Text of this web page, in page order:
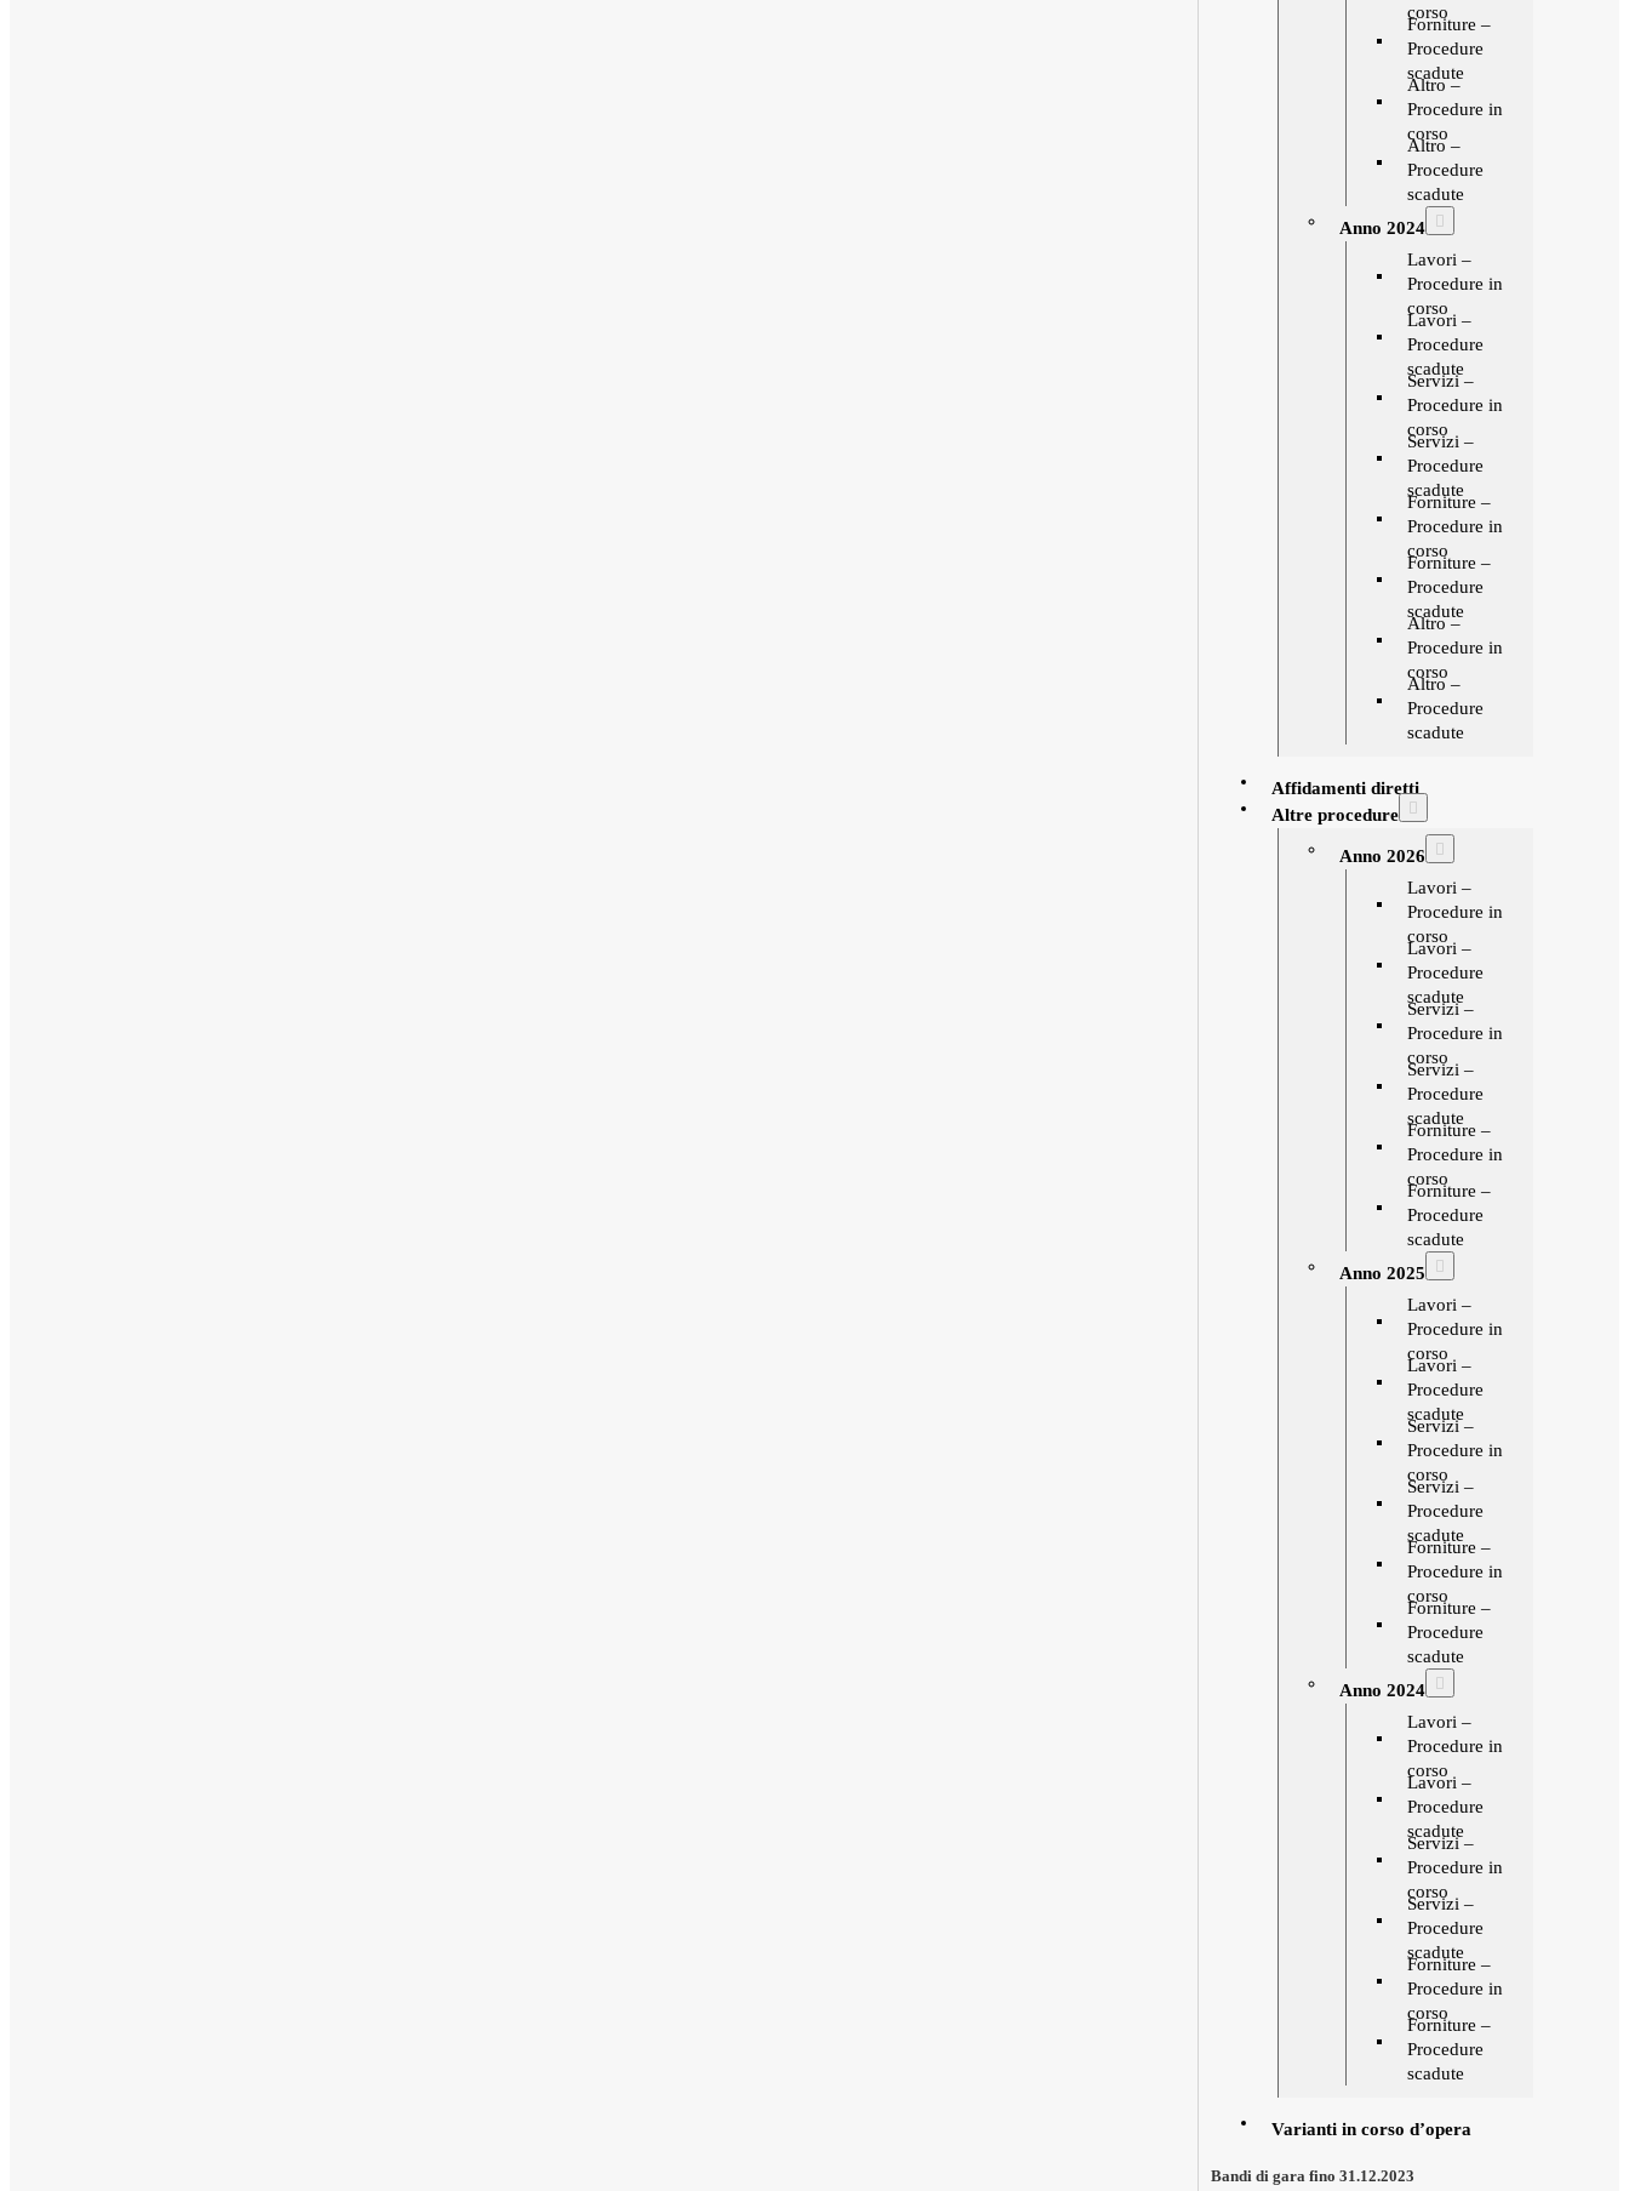
corso
Forniture –
Procedure
scadute
Altro –
Procedure in
corso
Altro –
Procedure
scadute
Anno 2024
Lavori –
Procedure in
corso
Lavori –
Procedure
scadute
Servizi –
Procedure in
corso
Servizi –
Procedure
scadute
Forniture –
Procedure in
corso
Forniture –
Procedure
scadute
Altro –
Procedure in
corso
Altro –
Procedure
scadute
Affidamenti diretti
Altre procedure
Anno 2026
Lavori –
Procedure in
corso
Lavori –
Procedure
scadute
Servizi –
Procedure in
corso
Servizi –
Procedure
scadute
Forniture –
Procedure in
corso
Forniture –
Procedure
scadute
Anno 2025
Lavori –
Procedure in
corso
Lavori –
Procedure
scadute
Servizi –
Procedure in
corso
Servizi –
Procedure
scadute
Forniture –
Procedure in
corso
Forniture –
Procedure
scadute
Anno 2024
Lavori –
Procedure in
corso
Lavori –
Procedure
scadute
Servizi –
Procedure in
corso
Servizi –
Procedure
scadute
Forniture –
Procedure in
corso
Forniture –
Procedure
scadute
Varianti in corso d’opera
Bandi di gara fino 31.12.2023